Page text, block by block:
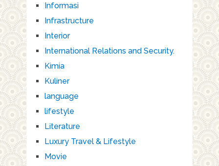
Informasi
Infrastructure
Interior
International Relations and Security.
Kimia
Kuliner
language
lifestyle
Literature
Luxury Travel & Lifestyle
Movie